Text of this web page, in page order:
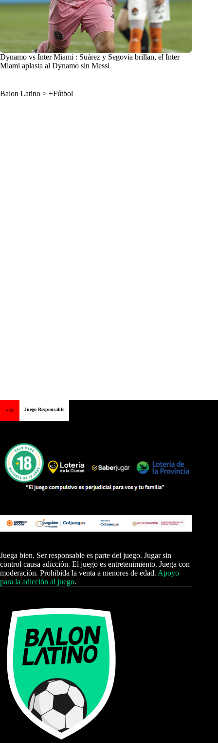
Dynamo vs Inter Miami : Suárez y Segovia brillan, el Inter
Miami aplasta al Dynamo sin Messi
Balon Latino > +Fútbol
+18 Juego Responsable
Juega bien. Ser responsable es parte del juego. Jugar sin
control causa adicción. El juego es entretenimiento. Juega con
moderación. Prohibida la venta a menores de edad. Apoyo
para la adicción al juego.